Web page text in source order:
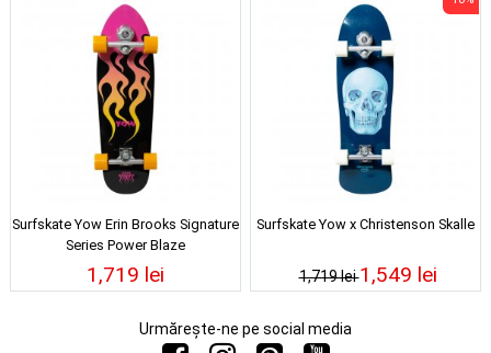
Surfskate Yow Erin Brooks Signature
Series Power Blaze
1,719 lei
Surfskate Yow x Christenson Skalle
1,719 lei1,549 lei
Urmărește-ne pe social media